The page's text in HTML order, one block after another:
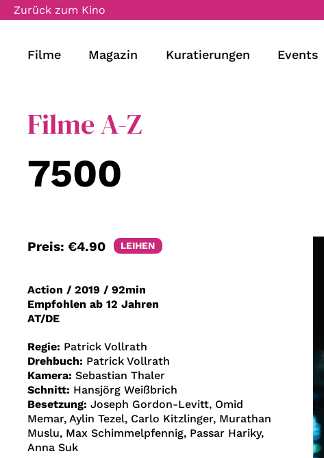
Zurück zum Kino
Filme Magazin Kuratierungen Events
Filme A-Z
7500
Preis: €4.90 LEIHEN
Action / 2019 / 92min
Empfohlen ab 12 Jahren
AT/DE
Regie: Patrick Vollrath
Drehbuch: Patrick Vollrath
Kamera: Sebastian Thaler
Schnitt: Hansjörg Weißbrich
Besetzung: Joseph Gordon-Levitt, Omid
Memar, Aylin Tezel, Carlo Kitzlinger, Murathan
Muslu, Max Schimmelpfennig, Passar Hariky,
Anna Suk